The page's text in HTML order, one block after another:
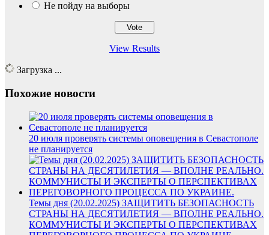
Не пойду на выборы
View Results
Загрузка ...
Похожие новости
20 июля проверять системы оповещения в Севастополе
не планируется
Темы дня (20.02.2025) ЗАЩИТИТЬ БЕЗОПАСНОСТЬ
СТРАНЫ НА ДЕСЯТИЛЕТИЯ — ВПОЛНЕ РЕАЛЬНО.
КОММУНИСТЫ И ЭКСПЕРТЫ О ПЕРСПЕКТИВАХ